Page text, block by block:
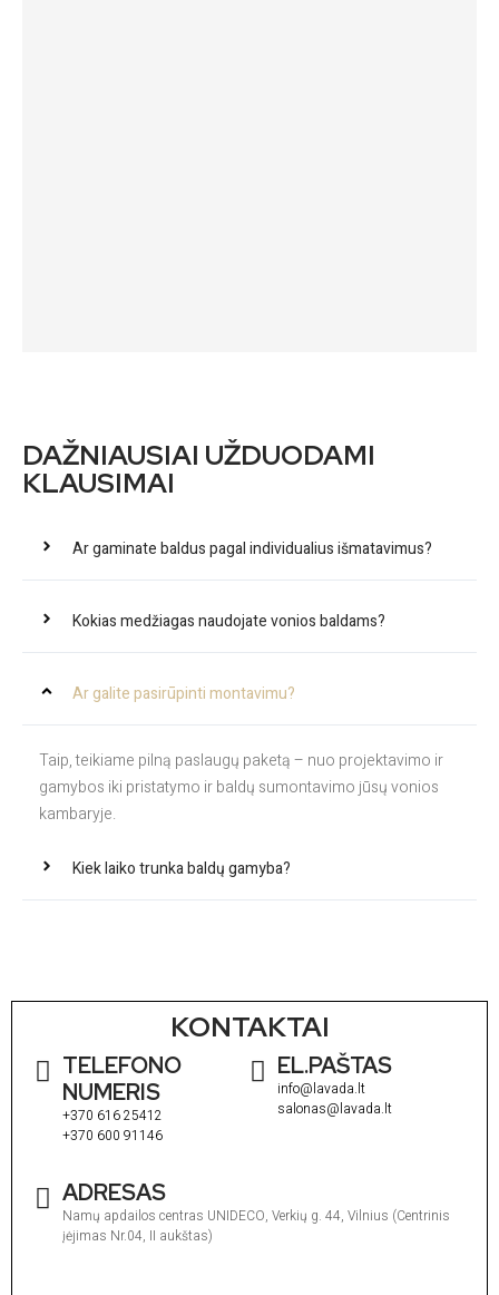
DAŽNIAUSIAI UŽDUODAMI
KLAUSIMAI
Ar gaminate baldus pagal individualius išmatavimus?
Kokias medžiagas naudojate vonios baldams?
Ar galite pasirūpinti montavimu?
Taip, teikiame pilną paslaugų paketą – nuo projektavimo ir
gamybos iki pristatymo ir baldų sumontavimo jūsų vonios
kambaryje.
Kiek laiko trunka baldų gamyba?
KONTAKTAI
TELEFONO
NUMERIS
+370 616 25412
+370 600 91146
EL.PAŠTAS
info@lavada.lt
salonas@lavada.lt
ADRESAS
Namų apdailos centras UNIDECO, Verkių g. 44, Vilnius (Centrinis
įėjimas Nr.04, II aukštas)